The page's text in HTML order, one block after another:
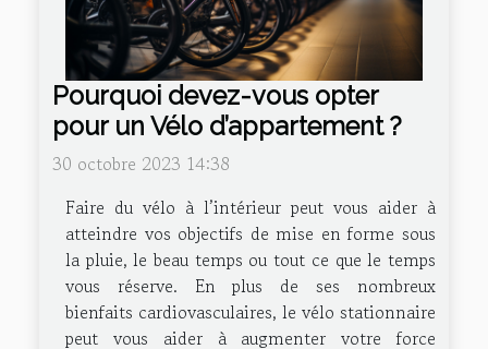
Pourquoi devez-vous opter
pour un Vélo d’appartement ?
30 octobre 2023 14:38
Faire du vélo à l’intérieur peut vous aider à
atteindre vos objectifs de mise en forme sous
la pluie, le beau temps ou tout ce que le temps
vous réserve. En plus de ses nombreux
bienfaits cardiovasculaires, le vélo stationnaire
peut vous aider à augmenter votre force